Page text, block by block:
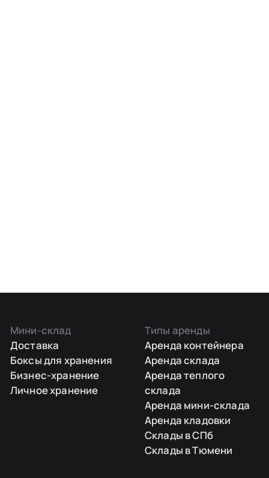
Мини-склад
Доставка
Боксы для хранения
Бизнес-хранение
Личное хранение
Типы аренды
Аренда контейнера
Аренда склада
Аренда теплого
склада
Аренда мини-склада
Аренда кладовки
Склады в СПб
Склады в Тюмени